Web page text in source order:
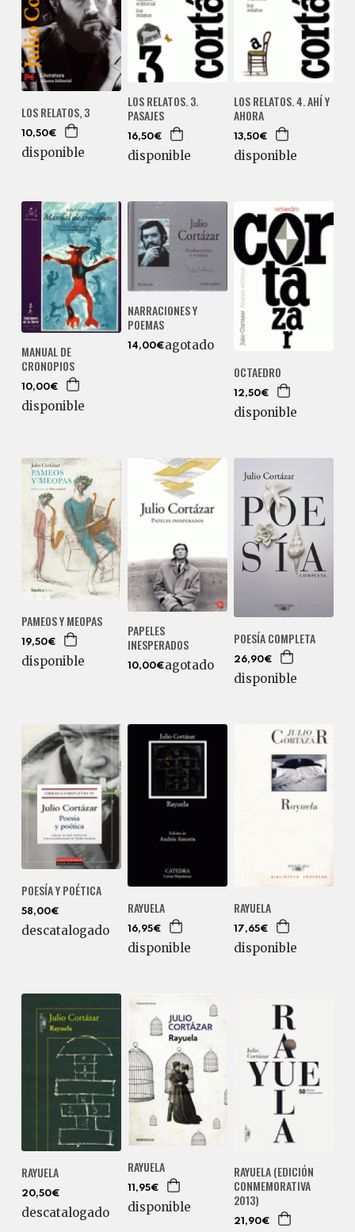
LOS RELATOS, 3
10,50€
disponible
LOS RELATOS. 3.
PASAJES
16,50€
disponible
LOS RELATOS. 4. AHÍ Y
AHORA
13,50€
disponible
MANUAL DE
CRONOPIOS
10,00€
disponible
NARRACIONES Y
POEMAS
14,00€agotado
OCTAEDRO
12,50€
disponible
PAMEOS Y MEOPAS
19,50€
disponible
PAPELES
INESPERADOS
10,00€agotado
POESÍA COMPLETA
26,90€
disponible
POESÍA Y POÉTICA
58,00€
descatalogado
RAYUELA
16,95€
disponible
RAYUELA
17,65€
disponible
RAYUELA
20,50€
descatalogado
RAYUELA
11,95€
disponible
RAYUELA (EDICIÓN
CONMEMORATIVA
2013)
21,90€